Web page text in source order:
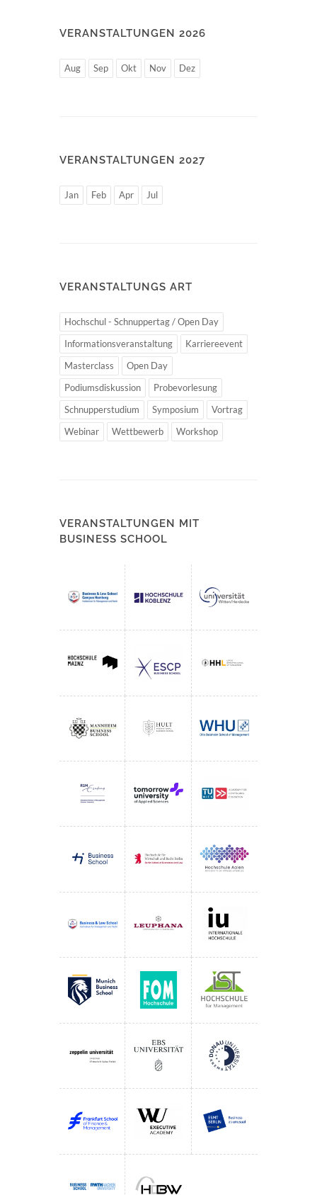
VERANSTALTUNGEN 2026
Aug Sep Okt Nov Dez
VERANSTALTUNGEN 2027
Jan Feb Apr Jul
VERANSTALTUNGS ART
Hochschul - Schnuppertag / Open Day
Informationsveranstaltung
Karriereevent
Masterclass
Open Day
Podiumsdiskussion
Probevorlesung
Schnupperstudium
Symposium
Vortrag
Webinar
Wettbewerb Workshop
VERANSTALTUNGEN MIT
BUSINESS SCHOOL